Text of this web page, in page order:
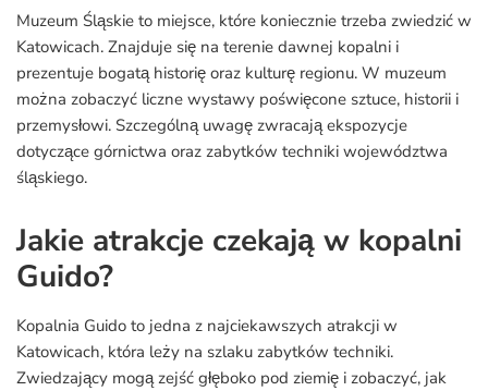
Muzeum Śląskie to miejsce, które koniecznie trzeba zwiedzić w
Katowicach. Znajduje się na terenie dawnej kopalni i
prezentuje bogatą historię oraz kulturę regionu. W muzeum
można zobaczyć liczne wystawy poświęcone sztuce, historii i
przemysłowi. Szczególną uwagę zwracają ekspozycje
dotyczące górnictwa oraz zabytków techniki województwa
śląskiego.
Jakie atrakcje czekają w kopalni
Guido?
Kopalnia Guido to jedna z najciekawszych atrakcji w
Katowicach, która leży na szlaku zabytków techniki.
Zwiedzający mogą zejść głęboko pod ziemię i zobaczyć, jak